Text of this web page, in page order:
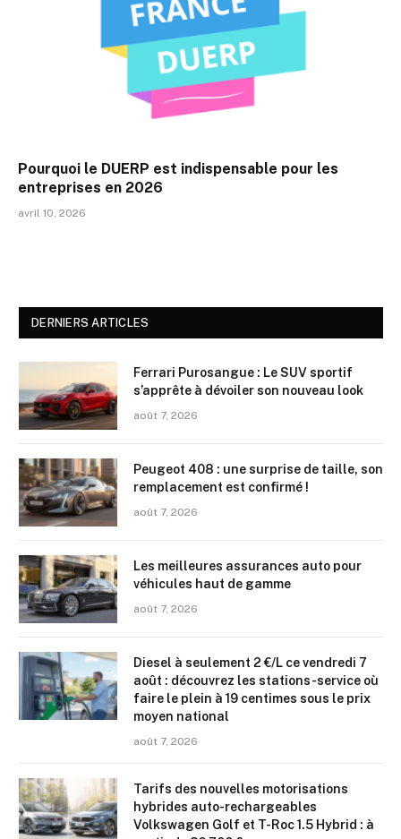
Pourquoi le DUERP est indispensable pour les
entreprises en 2026
avril 10, 2026
DERNIERS ARTICLES
Ferrari Purosangue : Le SUV sportif
s’apprête à dévoiler son nouveau look
août 7, 2026
Peugeot 408 : une surprise de taille, son
remplacement est confirmé !
août 7, 2026
Les meilleures assurances auto pour
véhicules haut de gamme
août 7, 2026
Diesel à seulement 2 €/L ce vendredi 7
août : découvrez les stations-service où
faire le plein à 19 centimes sous le prix
moyen national
août 7, 2026
Tarifs des nouvelles motorisations
hybrides auto-rechargeables
Volkswagen Golf et T-Roc 1.5 Hybrid : à